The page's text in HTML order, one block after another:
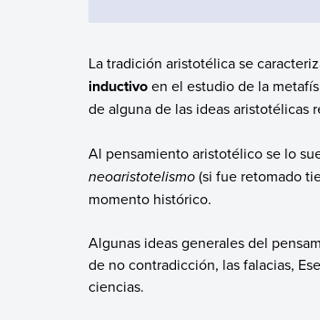
La tradición aristotélica se
inductivoen el estudio de la
de alguna de las ideas aristotélicas
Al pensamiento aristotélico se lo
neoaristotelismo(si fue retomado
momento histórico.
Algunas ideas generales del
de no contradicción, las falacias,
ciencias.